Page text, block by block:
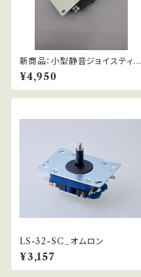
新商品：小型静音ジョイスティッ
ク：LSQ-56-MS
¥4,950
LS-32-SC_オムロン
¥3,157